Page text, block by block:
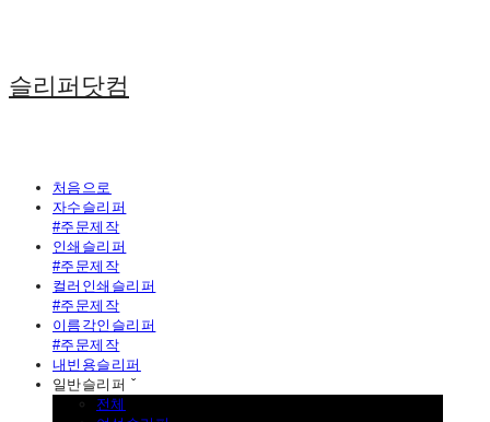
슬리퍼닷컴
처음으로
자수슬리퍼
#주문제작
인쇄슬리퍼
#주문제작
컬러인쇄슬리퍼
#주문제작
이름각인슬리퍼
#주문제작
내빈용슬리퍼
일반슬리퍼 ˇ
전체